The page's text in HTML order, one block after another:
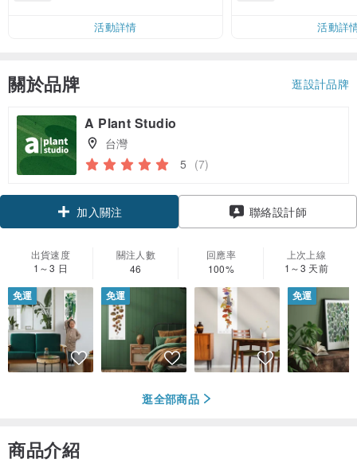
活動詳情
活動詳
關於品牌 逛設計品牌
A Plant Studio
台灣
5 (7)
加入關注 聯絡設計師
出貨速度
1～3 日
關注人數
46
回應率
100%
上次上線
1～3 天前
免運 免運 免運
逛全部商品
商品介紹